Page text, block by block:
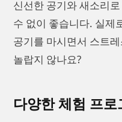
신선한 공기와 새소리
수 없이 좋습니다. 실제
공기를 마시면서 스트
놀랍지 않나요?
다양한 체험 프로